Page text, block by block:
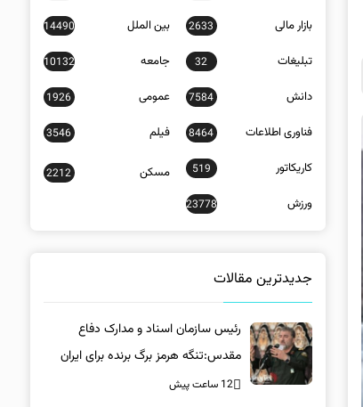
بازار مالی 2633 بین الملل 14490
تبلیغات 32 جامعه 10132
دانش 7584 عمومی 1926
فناوری اطلاعات 8464 فیلم 3546
کاریکاتور 519 مسکن 2212
ورزش 23778
جدیدترین مقالات
رئیس سازمان اسناد و مدارک دفاع
مقدس:تنگه هرمز برگ برنده برای ایران
است
12 ساعت پیش